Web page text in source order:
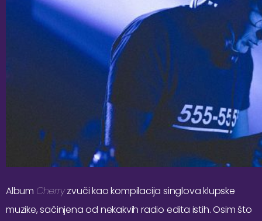
Album Cherryzvuči kao kompilacija singlova klupske
muzike, sačinjena od nekakvih radio edita istih. Osim što